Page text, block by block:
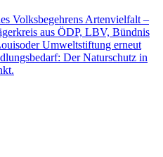
Volksbegehrens Artenvielfalt –
aus ÖDP, LBV, Bündnis
Umweltstiftung erneut
Der Naturschutz in